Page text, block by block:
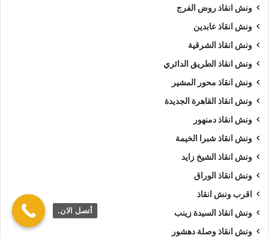
ونش انقاذ روض الفرج
ونش انقاذ عابدين
ونش انقاذ الشرقية
ونش انقاذ الطريق الدائري
ونش انقاذ محور المشير
ونش انقاذ القاهرة الجديدة
ونش انقاذ دمنهور
ونش انقاذ شبرا الخيمة
ونش انقاذ الشيخ زايد
ونش انقاذ الوراق
اقرب ونش انقاذ
ونش انقاذ السيدة زينب
ونش انقاذ وصلة دهشور
أتصل الان.